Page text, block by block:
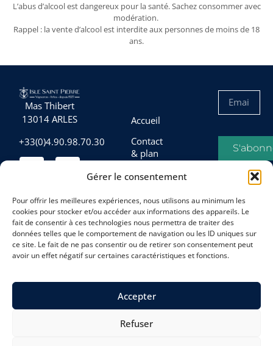
Gérer le consentement
Pour offrir les meilleures expériences, nous utilisons au minimum les
cookies pour stocker et/ou accéder aux informations des appareils. Le
fait de consentir à ces technologies nous permettra de traiter des
données telles que le comportement de navigation ou les ID uniques sur
ce site. Le fait de ne pas consentir ou de retirer son consentement peut
avoir un effet négatif sur certaines caractéristiques et fonctions.
Accepter
Refuser
L’abus d’alcool est dangereux pour la santé. Sachez consommer avec
modération.
Rappel : la vente d’alcool est interdite aux personnes de moins de 18
ans.
Mas Thibert
13014 ARLES
+33(0)4.90.98.70.30
Accueil
Contact
& plan
générales
de vente
Mentions
légales
(UE)